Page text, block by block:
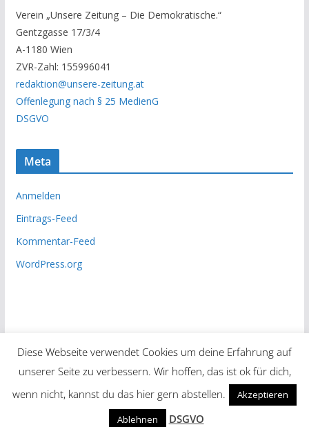
A
r
c
h
i
v
Verein „Unsere Zeitung – Die Demokratische.“
Gentzgasse 17/3/4
A-1180 Wien
ZVR-Zahl: 155996041
redaktion@unsere-zeitung.at
Offenlegung nach § 25 MedienG
DSGVO
Meta
Anmelden
Eintrags-Feed
Kommentar-Feed
WordPress.org
Copyright © 2026 Unsere Zeitung
. Alle Rechte vorbehalten.
ColorMagvon ThemeGrill. Präsentiert von
WordPress.
Diese Webseite verwendet Cookies um deine Erfahrung auf
unserer Seite zu verbessern. Wir hoffen, das ist ok für dich,
wenn nicht, kannst du das hier gern abstellen.
Akzeptieren
Ablehnen
DSGVO